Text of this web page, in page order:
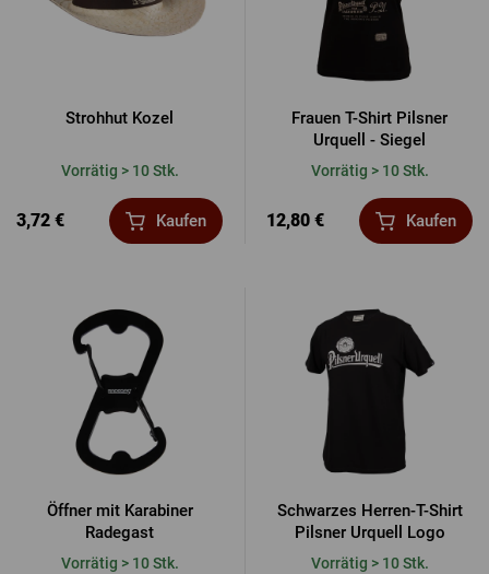
Strohhut Kozel
Vorrätig > 10 Stk.
3,72 € Kaufen
Frauen T-Shirt Pilsner
Urquell - Siegel
Vorrätig > 10 Stk.
12,80 € Kaufen
Öffner mit Karabiner
Radegast
Vorrätig > 10 Stk.
Schwarzes Herren-T-Shirt
Pilsner Urquell Logo
Vorrätig > 10 Stk.